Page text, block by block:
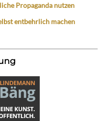
Propaganda nutzen
entbehrlich machen